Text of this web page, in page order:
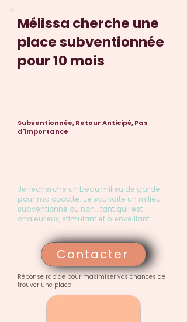
Mélissa cherche une
place subventionnée
pour 10 mois
Subventionnée, Retour Anticipé, Pas
d'importance
Je recherche un beau milieu de garde
pour ma cocotte. Je souhaite un milieu
subventionné ou non.. tant quil est
chaleureux, stimulant et bienveillant.
Contacter
Réponse rapide pour maximiser vos chances de
trouver une place